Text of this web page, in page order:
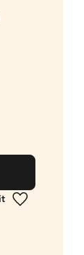
Lägg till i